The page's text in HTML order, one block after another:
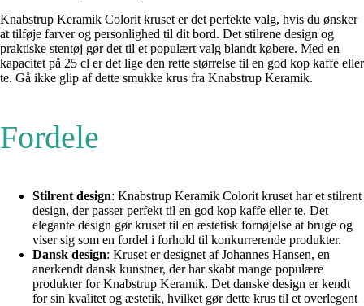
Knabstrup Keramik Colorit kruset er det perfekte valg, hvis du ønsker
at tilføje farver og personlighed til dit bord. Det stilrene design og
praktiske stentøj gør det til et populært valg blandt købere. Med en
kapacitet på 25 cl er det lige den rette størrelse til en god kop kaffe eller
te. Gå ikke glip af dette smukke krus fra Knabstrup Keramik.
Fordele
Stilrent design: Knabstrup Keramik Colorit kruset har et stilrent
design, der passer perfekt til en god kop kaffe eller te. Det
elegante design gør kruset til en æstetisk fornøjelse at bruge og
viser sig som en fordel i forhold til konkurrerende produkter.
Dansk design: Kruset er designet af Johannes Hansen, en
anerkendt dansk kunstner, der har skabt mange populære
produkter for Knabstrup Keramik. Det danske design er kendt
for sin kvalitet og æstetik, hvilket gør dette krus til et overlegent